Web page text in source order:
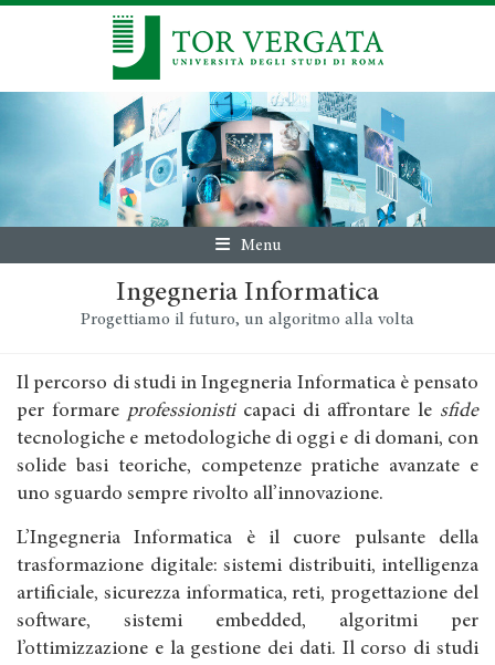
Menu
Ingegneria Informatica
Progettiamo il futuro, un algoritmo alla volta
Il percorso di studi in Ingegneria Informatica è pensato
per formare professionisticapaci di affrontare le sfide
tecnologiche e metodologiche di oggi e di domani, con
solide basi teoriche, competenze pratiche avanzate e
uno sguardo sempre rivolto all’innovazione.
L’Ingegneria Informatica è il cuore pulsante della
trasformazione digitale: sistemi distribuiti, intelligenza
artificiale, sicurezza informatica, reti, progettazione del
software, sistemi embedded, algoritmi per
l’ottimizzazione e la gestione dei dati. Il corso di studi